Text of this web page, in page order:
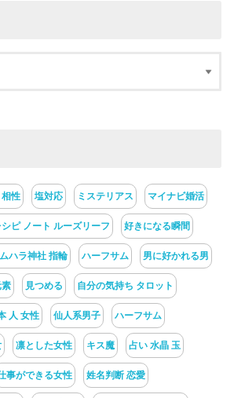
相性 塩対応 ミステリアス マイナビ婚活
シピ ノート ルーズリーフ 好きになる瞬間
ハラ神社 指輪 ハーフサム 男に好かれる男
素 見つめる 自分の気持ち タロット
人 女性 仙人系男子 ハーフサム
凛とした女性 キス魔 占い 水晶 玉
事ができる女性 姓名判断 恋愛